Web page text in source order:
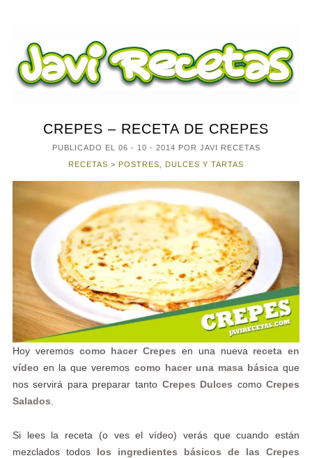
CREPES – RECETA DE CREPES
PUBLICADO EL 06 - 10 - 2014 POR JAVI RECETAS
RECETAS > POSTRES, DULCES Y TARTAS
Hoy veremos como hacer Crepes en una nueva receta en
vídeo en la que veremos como hacer una masa básicaque
nos servirá para preparar tanto Crepes Dulces comoCrepes
Salados
Si lees la receta (o ves el vídeo) verás que cuando están
mezclados todos los ingredientes básicos de las Crepes